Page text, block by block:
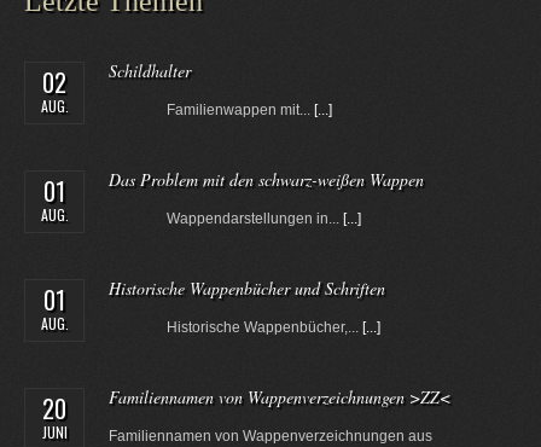
02
AUG.
Schildhalter
Familienwappen mit... [...]
01
AUG.
Das Problem mit den schwarz-weißen Wappen
Wappendarstellungen in... [...]
01
AUG.
Historische Wappenbücher und Schriften
Historische Wappenbücher,... [...]
20
JUNI
Familiennamen von Wappenverzeichnungen >ZZ<
Familiennamen von Wappenverzeichnungen aus